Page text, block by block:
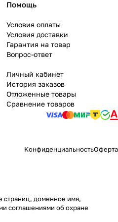
Помощь
Условия оплаты
Условия доставки
Гарантия на товар
Вопрос-ответ
Личный кабинет
История заказов
Отложенные товары
Сравнение товаров
КонфиденциальностьОферта
страниц, доменное имя,
соглашениями об охране